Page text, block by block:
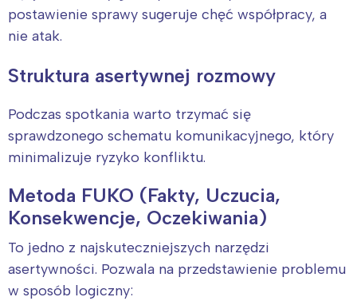
postawienie sprawy sugeruje chęć współpracy, a
nie atak.
Struktura asertywnej rozmowy
Podczas spotkania warto trzymać się
sprawdzonego schematu komunikacyjnego, który
minimalizuje ryzyko konfliktu.
Metoda FUKO (Fakty, Uczucia,
Konsekwencje, Oczekiwania)
To jedno z najskuteczniejszych narzędzi
asertywności. Pozwala na przedstawienie problemu
w sposób logiczny: